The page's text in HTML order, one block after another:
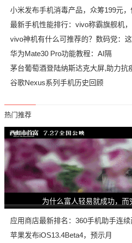
小米发布手机消毒产品，众筹199元，
最新手机性能排行：vivo称霸旗舰机
vivo神机有什么可推荐的？数码党：
华为Mate30 Pro功能教程：AI隔
茅台葡萄酒登陆纳斯达克大屏,助力抗
谷歌Nexus系列手机历史回顾
热门推荐
为什么富人轻易就成功，而
应用商店最新排名：360手机助手连
苹果发布iOS13.4Beta4，预示月